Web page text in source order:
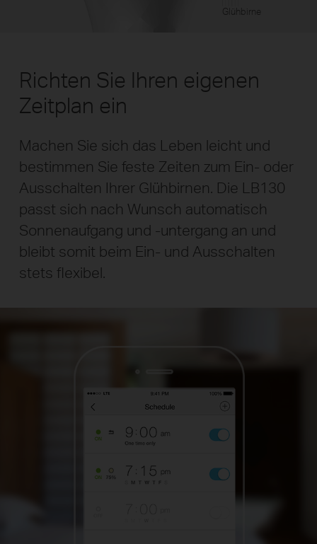
Glühbirne
Richten Sie Ihren eigenen
Zeitplan ein
Machen Sie sich das Leben leicht und
bestimmen Sie feste Zeiten zum Ein- oder
Ausschalten Ihrer Glühbirnen. Die LB130
passt sich nach Wunsch automatisch
Sonnenaufgang und -untergang an und
bleibt somit beim Ein- und Ausschalten
stets flexibel.